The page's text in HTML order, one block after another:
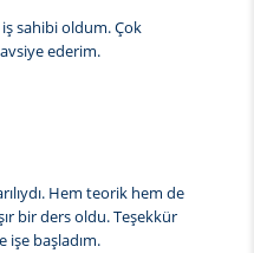
sahibi oldum. Çok
ederim.
Hem teorik hem de
bir ders oldu. Teşekkür
işe başladım.